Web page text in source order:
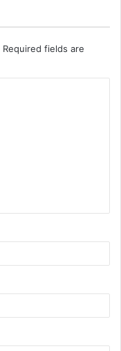
Required fields are